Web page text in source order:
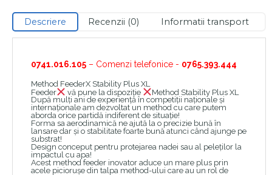
Descriere Recenzii (0) Informatii transport
0741.016.105 – Comenzi telefonice - 0765.393.444
Method FeederX Stability Plus XL
Feeder
vă pune la dispoziție
Method Stability Plus XL
După mulți ani de experiență în competiții naționale și
internaționale am dezvoltat un method cu care putem
aborda orice partidă indiferent de situație!
Forma sa aerodinamică ne ajută la o precizie bună în
lansare dar și o stabilitate foarte bună atunci când ajunge pe
substrat!
Design conceput pentru protejarea nadei sau al peleților la
impactul cu apa!
Acest method feeder inovator aduce un mare plus prin
acele piciorușe din talpa method-ului care au un rol de